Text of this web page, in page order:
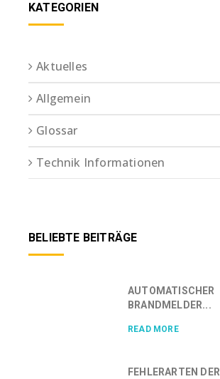
KATEGORIEN
Aktuelles
Allgemein
Glossar
Technik Informationen
BELIEBTE BEITRÄGE
AUTOMATISCHER
BRANDMELDER...
READ MORE
FEHLERARTEN DER